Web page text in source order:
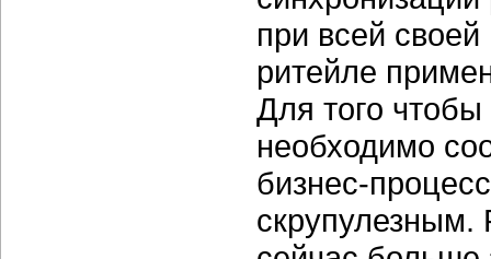
при всей своей
ритейле
Для того чтобы
необходимо
бизнес-
скрупулезным.